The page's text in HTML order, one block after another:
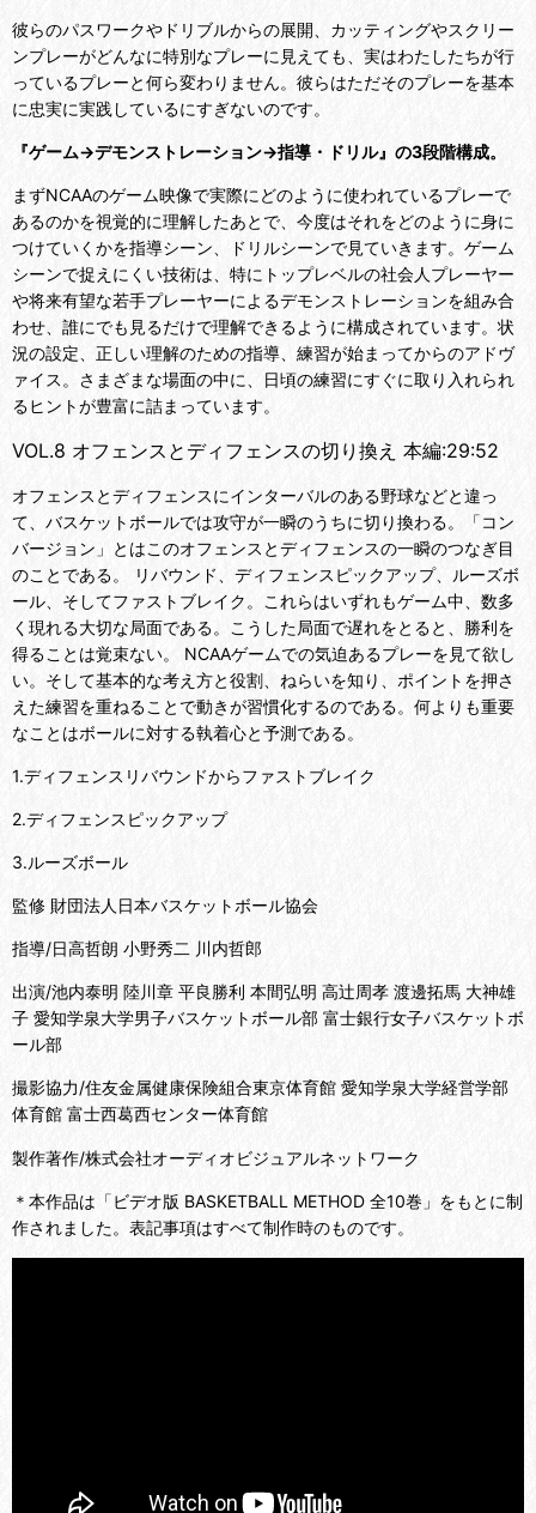
彼らのパスワークやドリブルからの展開、カッティングやスクリー
ンプレーがどんなに特別なプレーに見えても、実はわたしたちが行
っているプレーと何ら変わりません。彼らはただそのプレーを基本
に忠実に実践しているにすぎないのです。
『ゲーム→デモンストレーション→指導・ドリル』の3段階構成。
まずNCAAのゲーム映像で実際にどのように使われているプレーで
あるのかを視覚的に理解したあとで、今度はそれをどのように身に
つけていくかを指導シーン、ドリルシーンで見ていきます。ゲーム
シーンで捉えにくい技術は、特にトップレベルの社会人プレーヤー
や将来有望な若手プレーヤーによるデモンストレーションを組み合
わせ、誰にでも見るだけで理解できるように構成されています。状
況の設定、正しい理解のための指導、練習が始まってからのアドヴ
ァイス。さまざまな場面の中に、日頃の練習にすぐに取り入れられ
るヒントが豊富に詰まっています。
VOL.8 オフェンスとディフェンスの切り換え 本編:29:52
オフェンスとディフェンスにインターバルのある野球などと違っ
て、バスケットボールでは攻守が一瞬のうちに切り換わる。「コン
バージョン」とはこのオフェンスとディフェンスの一瞬のつなぎ目
のことである。 リバウンド、ディフェンスピックアップ、ルーズボ
ール、そしてファストブレイク。これらはいずれもゲーム中、数多
く現れる大切な局面である。こうした局面で遅れをとると、勝利を
得ることは覚束ない。 NCAAゲームでの気迫あるプレーを見て欲し
い。そして基本的な考え方と役割、ねらいを知り、ポイントを押さ
えた練習を重ねることで動きが習慣化するのである。何よりも重要
なことはボールに対する執着心と予測である。
1.ディフェンスリバウンドからファストブレイク
2.ディフェンスピックアップ
3.ルーズボール
監修 財団法人日本バスケットボール協会
指導/日高哲朗 小野秀二 川内哲郎
出演/池内泰明 陸川章 平良勝利 本間弘明 高辻周孝 渡邊拓馬 大神雄
子 愛知学泉大学男子バスケットボール部 富士銀行女子バスケットボ
ール部
撮影協力/住友金属健康保険組合東京体育館 愛知学泉大学経営学部
体育館 富士西葛西センター体育館
製作著作/株式会社オーディオビジュアルネットワーク
＊本作品は「ビデオ版 BASKETBALL METHOD 全10巻」をもとに制
作されました。表記事項はすべて制作時のものです。